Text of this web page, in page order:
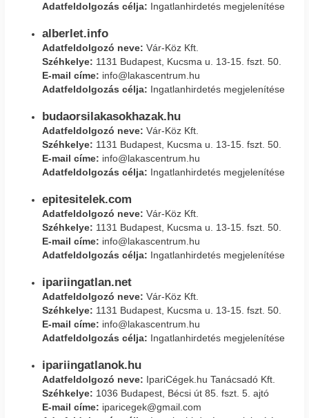
Adatfeldolgozás célja: Ingatlanhirdetés megjelenítése
alberlet.info
Adatfeldolgozó neve: Vár-Köz Kft.
Széhkelye: 1131 Budapest, Kucsma u. 13-15. fszt. 50.
E-mail címe: info@lakascentrum.hu
Adatfeldolgozás célja: Ingatlanhirdetés megjelenítése
budaorsilakasokhazak.hu
Adatfeldolgozó neve: Vár-Köz Kft.
Széhkelye: 1131 Budapest, Kucsma u. 13-15. fszt. 50.
E-mail címe: info@lakascentrum.hu
Adatfeldolgozás célja: Ingatlanhirdetés megjelenítése
epitesitelek.com
Adatfeldolgozó neve: Vár-Köz Kft.
Széhkelye: 1131 Budapest, Kucsma u. 13-15. fszt. 50.
E-mail címe: info@lakascentrum.hu
Adatfeldolgozás célja: Ingatlanhirdetés megjelenítése
ipariingatlan.net
Adatfeldolgozó neve: Vár-Köz Kft.
Széhkelye: 1131 Budapest, Kucsma u. 13-15. fszt. 50.
E-mail címe: info@lakascentrum.hu
Adatfeldolgozás célja: Ingatlanhirdetés megjelenítése
ipariingatlanok.hu
Adatfeldolgozó neve: IpariCégek.hu Tanácsadó Kft.
Széhkelye: 1036 Budapest, Bécsi út 85. fszt. 5. ajtó
E-mail címe: iparicegek@gmail.com